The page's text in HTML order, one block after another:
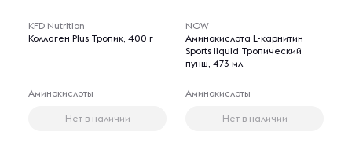
KFD Nutrition
Коллаген Plus Тропик, 400 г
Аминокислоты
Нет в наличии
NOW
Аминокислота L-карнитин
Sports liquid Тропический
пунш, 473 мл
Аминокислоты
Нет в наличии